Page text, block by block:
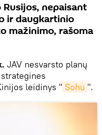
nepaisant
ir daugkartinio
mažinimo, rašoma
JAV nesvarsto planų
leidinys " Sohu ".